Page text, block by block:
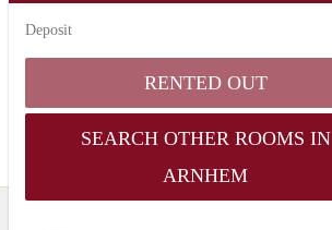
Deposit
RENTED OUT
SEARCH OTHER ROOMS IN
ARNHEM